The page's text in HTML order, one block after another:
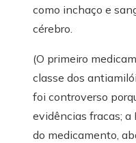
como inchaço e
cérebro.
(O primeiro
classe dos
foi controverso
evidências fracas;
do medicamento,